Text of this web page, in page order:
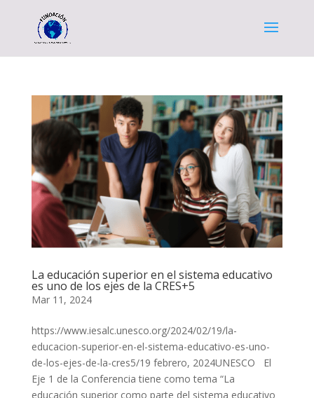
La educación superior en el sistema educativo
es uno de los ejes de la CRES+5
Mar 11, 2024
https://www.iesalc.unesco.org/2024/02/19/la-
educacion-superior-en-el-sistema-educativo-es-uno-
de-los-ejes-de-la-cres5/19 febrero, 2024UNESCO El
Eje 1 de la Conferencia tiene como tema “La
educación superior como parte del sistema educativo